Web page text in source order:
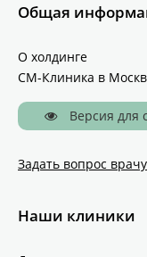
Общая
О холдинге
СМ-Клиника в
Версия для
Задать вопрос врачу
Наши клиники